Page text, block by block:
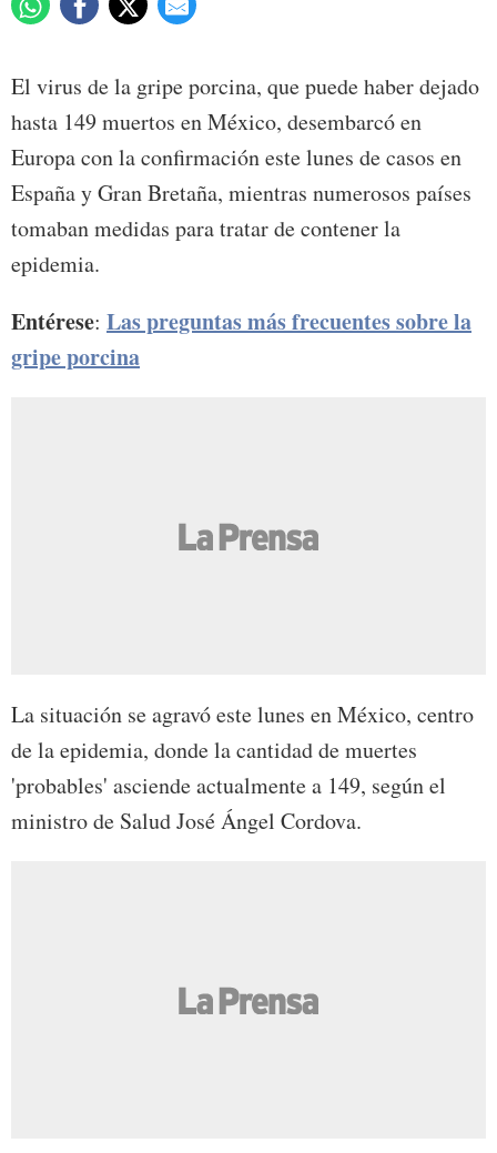
El virus de la gripe porcina, que puede haber dejado
hasta 149 muertos en México, desembarcó en
Europa con la confirmación este lunes de casos en
España y Gran Bretaña, mientras numerosos países
tomaban medidas para tratar de contener la
epidemia.
Entérese: Las preguntas más frecuentes sobre la
gripe porcina
La situación se agravó este lunes en México, centro
de la epidemia, donde la cantidad de muertes
'probables' asciende actualmente a 149, según el
ministro de Salud José Ángel Cordova.